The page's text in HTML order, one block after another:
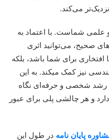
می‌کند.
شماست. با اعتماد به
می‌توانید اثری
برای شما باشد، بلکه
کمک میکند. به این
شخصی و حرفه‌ای نگاه
هر چالشی پلی برای عبور
پایان نامهدر طول این